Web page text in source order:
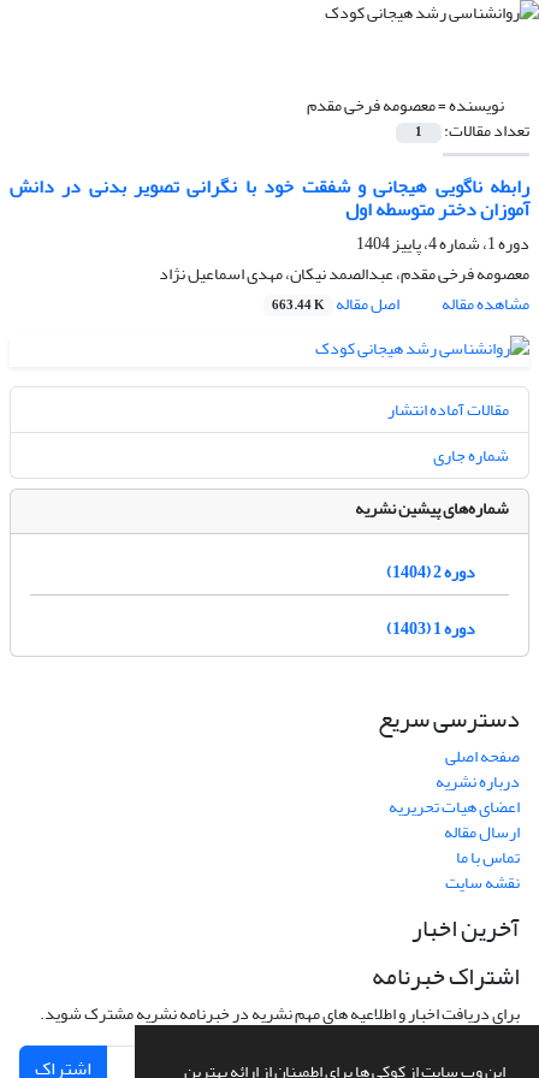
این وب سایت از کوکی ها برای اطمینان از ارائه بهترین
نویسنده =معصومه فرخی مقدم
تعداد مقالات: 1
رابطه ناگویی هیجانی و شفقت خود با نگرانی تصویر بدنی در دانش
آموزان دختر متوسطه اول
دوره 1، شماره 4، پاییز 1404
معصومه فرخی مقدم، عبدالصمد نیکان، مهدی اسماعیل نژاد
مشاهده مقاله
اصل مقاله 663.44 K
مقالات آماده انتشار
شماره جاری
شماره‌های پیشین نشریه
دوره 2 (1404)
دوره 1 (1403)
دسترسی سریع
صفحه اصلی
درباره نشریه
اعضای هیات تحریریه
ارسال مقاله
تماس با ما
نقشه سایت
آخرین اخبار
اشتراک خبرنامه
برای دریافت اخبار و اطلاعیه های مهم نشریه در خبرنامه نشریه مشترک شوید.
اشتراک